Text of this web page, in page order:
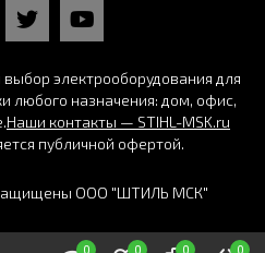
электрооборудования для
любого назначения: дом, офис,
Наши контакты — STIHL-MSK.ru
публичной офертой.
ООО "ШТИЛЬ МСК"
0 0 0 0